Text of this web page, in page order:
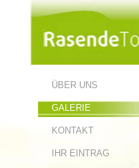
ÜBER UNS
GALERIE
KONTAKT
IHR EINTRAG